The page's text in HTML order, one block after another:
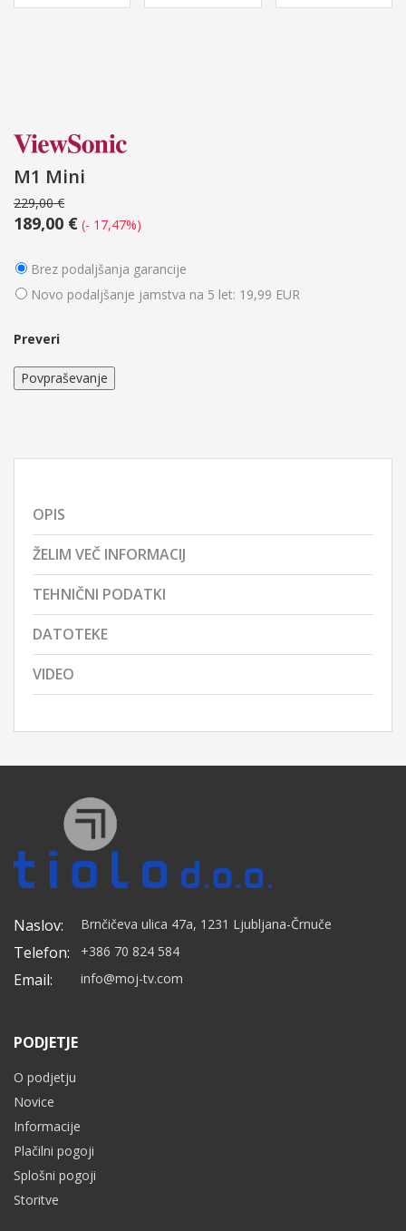
M1 Mini
229,00 €
189,00 € (- 17,47%)
Brez podaljšanja garancije
Novo podaljšanje jamstva na 5 let: 19,99 EUR
Preveri
Povpraševanje
OPIS
ŽELIM VEČ INFORMACIJ
TEHNIČNI PODATKI
DATOTEKE
VIDEO
Naslov: Brnčičeva ulica 47a, 1231 Ljubljana-Črnuče
Telefon: +386 70 824 584
Email: info@moj-tv.com
PODJETJE
O podjetju
Novice
Informacije
Plačilni pogoji
Splošni pogoji
Storitve